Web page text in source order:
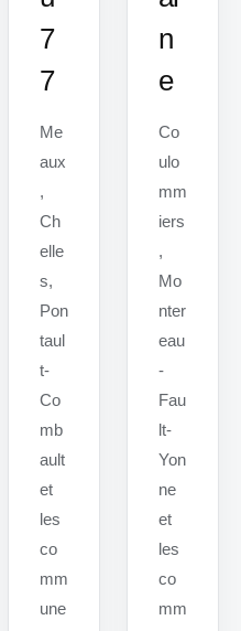
7
7
Me
aux
,
Ch
elle
s,
Pon
taul
t-
Co
mb
ault
et
les
co
mm
une
n
e
Co
ulo
mm
iers
,
Mo
nter
eau
-
Fau
lt-
Yon
ne
et
les
co
mm